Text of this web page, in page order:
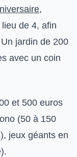
,
de 4, afin
jardin de 200
avec un coin
et 500 euros
(50 à 150
jeux géants en